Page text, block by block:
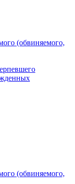
(обвиняемого,
(обвиняемого,